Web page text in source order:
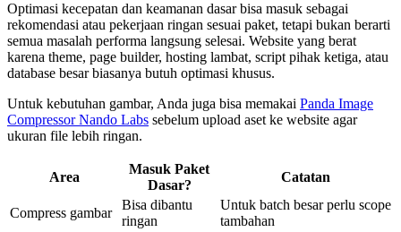
Optimasi kecepatan dan keamanan dasar bisa masuk sebagai
rekomendasi atau pekerjaan ringan sesuai paket, tetapi bukan berarti
semua masalah performa langsung selesai. Website yang berat
karena theme, page builder, hosting lambat, script pihak ketiga, atau
database besar biasanya butuh optimasi khusus.
Untuk kebutuhan gambar, Anda juga bisa memakai Panda Image
Compressor Nando Labs sebelum upload aset ke website agar
ukuran file lebih ringan.
Area
Masuk Paket
Dasar?
Catatan
Compress gambar
Bisa dibantu
ringan
Untuk batch besar perlu scope
tambahan